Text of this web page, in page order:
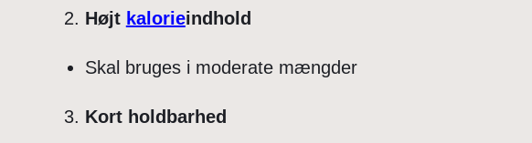
Højt kalorieindhold
Skal bruges i moderate mængder
Kort holdbarhed